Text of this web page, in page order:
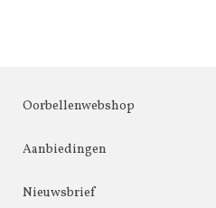
Oorbellenwebshop
Aanbiedingen
Nieuwsbrief